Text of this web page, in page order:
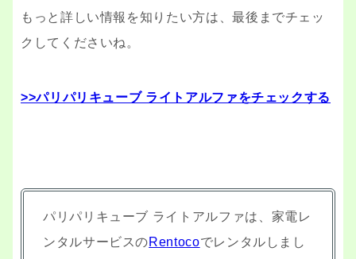
もっと詳しい情報を知りたい方は、最後までチェッ
クしてくださいね。
>>パリパリキューブ ライトアルファをチェックする
パリパリキューブ ライトアルファは、家電レ
ンタルサービスのRentocoでレンタルしまし